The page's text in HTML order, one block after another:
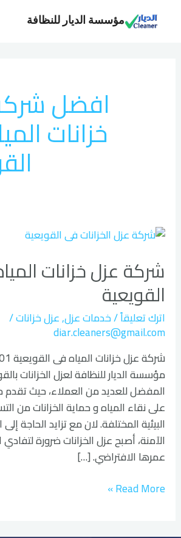
مؤسسة الديار للنظافة
افضل
خزانات
شركة عزل خزانات
القويعية
اترك تعليقاً/خدمات عزل,عزل خزانات/
diar.cleaners@gmail.com
مؤسسة الديار للنظافة لعزل الخزانات
المفضل للعديد من العملاء، حيث تقدم
على نقاء المياه و حماية الخزانات من
البيئية المختلفة. لان مع تزايد الحاجة
الآمنة، أصبح عزل الخزانات ضرورة لتفادي
عمرها الافتراضي. […]
شركة
خزانات
المياه
فى
القويعية
Read More »